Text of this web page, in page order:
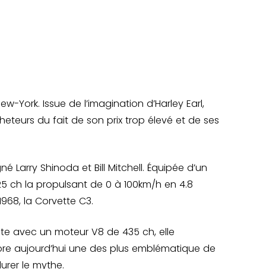
Issue de l’imagination d’Harley Earl,
du fait de son prix trop élevé et de ses
Larry Shinoda et Bill Mitchell. Équipée d’un
ch la propulsant de 0 à 100km/h en 4.8
la Corvette C3.
avec un moteur V8 de 435 ch, elle
aujourd’hui une des plus emblématique de
le mythe.